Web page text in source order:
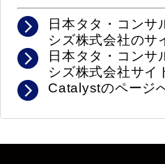
日本タタ・コンサ
シズ株式会社のサ
日本タタ・コンサ
シズ株式会社サイ
Catalystのページ